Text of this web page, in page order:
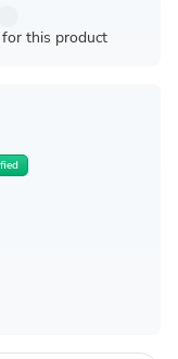
this product